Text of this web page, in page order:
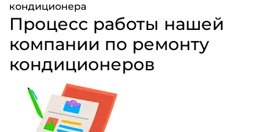
кондиционера
Процесс работы нашей
компании по ремонту
кондиционеров